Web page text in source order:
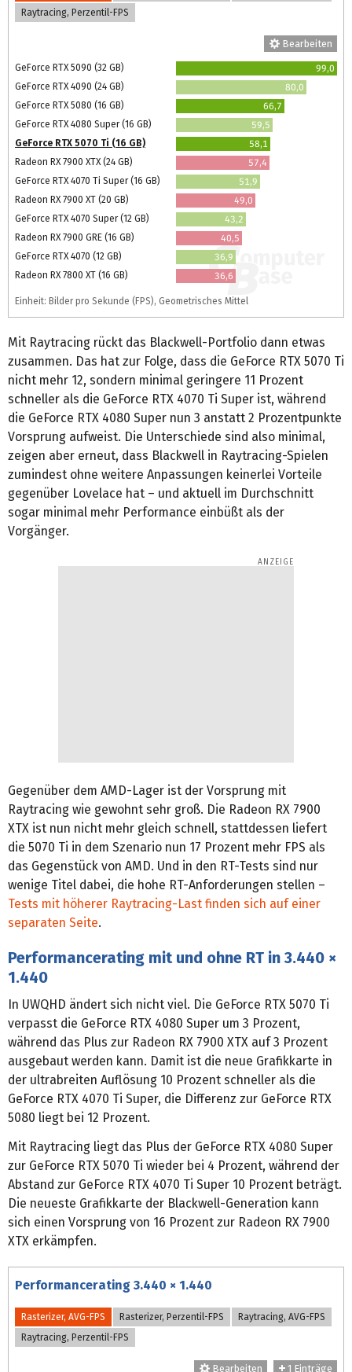
Raytracing, Perzentil-FPS
Bearbeiten
GeForce RTX 5090 (32 GB)
99,0
GeForce RTX 4090 (24 GB)
80,0
GeForce RTX 5080 (16 GB)
66,7
GeForce RTX 4080 Super (16 GB)
59,5
GeForce RTX 5070 Ti (16 GB)
58,1
Radeon RX 7900 XTX (24 GB)
57,4
GeForce RTX 4070 Ti Super (16 GB)
51,9
Radeon RX 7900 XT (20 GB)
49,0
GeForce RTX 4070 Super (12 GB)
43,2
Radeon RX 7900 GRE (16 GB)
40,5
GeForce RTX 4070 (12 GB)
36,9
Radeon RX 7800 XT (16 GB)
36,6
Einheit: Bilder pro Sekunde (FPS), Geometrisches Mittel
Mit Raytracing rückt das Blackwell-Portfolio dann etwas
zusammen. Das hat zur Folge, dass die GeForce RTX 5070 Ti
nicht mehr 12, sondern minimal geringere 11 Prozent
schneller als die GeForce RTX 4070 Ti Super ist, während
die GeForce RTX 4080 Super nun 3 anstatt 2 Prozentpunkte
Vorsprung aufweist. Die Unterschiede sind also minimal,
zeigen aber erneut, dass Blackwell in Raytracing-Spielen
zumindest ohne weitere Anpassungen keinerlei Vorteile
gegenüber Lovelace hat – und aktuell im Durchschnitt
sogar minimal mehr Performance einbüßt als der
Vorgänger.
Gegenüber dem AMD-Lager ist der Vorsprung mit
Raytracing wie gewohnt sehr groß. Die Radeon RX 7900
XTX ist nun nicht mehr gleich schnell, stattdessen liefert
die 5070 Ti in dem Szenario nun 17 Prozent mehr FPS als
das Gegenstück von AMD. Und in den RT-Tests sind nur
wenige Titel dabei, die hohe RT-Anforderungen stellen –
Tests mit höherer Raytracing-Last finden sich auf einer
separaten Seite.
Performancerating mit und ohne RT in 3.440 ×
1.440
In UWQHD ändert sich nicht viel. Die GeForce RTX 5070 Ti
verpasst die GeForce RTX 4080 Super um 3 Prozent,
während das Plus zur Radeon RX 7900 XTX auf 3 Prozent
ausgebaut werden kann. Damit ist die neue Grafikkarte in
der ultrabreiten Auflösung 10 Prozent schneller als die
GeForce RTX 4070 Ti Super, die Differenz zur GeForce RTX
5080 liegt bei 12 Prozent.
Mit Raytracing liegt das Plus der GeForce RTX 4080 Super
zur GeForce RTX 5070 Ti wieder bei 4 Prozent, während der
Abstand zur GeForce RTX 4070 Ti Super 10 Prozent beträgt.
Die neueste Grafikkarte der Blackwell-Generation kann
sich einen Vorsprung von 16 Prozent zur Radeon RX 7900
XTX erkämpfen.
Performancerating 3.440 × 1.440
Rasterizer, AVG-FPS Rasterizer, Perzentil-FPS
Raytracing, AVG-FPS
Raytracing, Perzentil-FPS
1 Einträge
Bearbeiten